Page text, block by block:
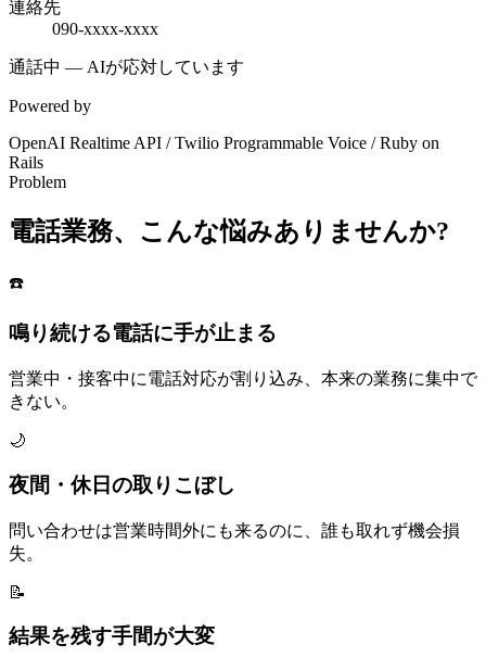
連絡先
090-xxxx-xxxx
通話中 — AIが応対しています
Powered by
OpenAI Realtime API / Twilio Programmable Voice / Ruby on
Rails
Problem
電話業務、こんな悩みありませんか?
☎️
鳴り続ける電話に手が止まる
営業中・接客中に電話対応が割り込み、本来の業務に集中で
きない。
🌙
夜間・休日の取りこぼし
問い合わせは営業時間外にも来るのに、誰も取れず機会損
失。
📝
結果を残す手間が大変